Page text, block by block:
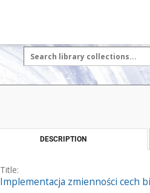
DESCRIPTION
Title:
Implementacja zmienności cech